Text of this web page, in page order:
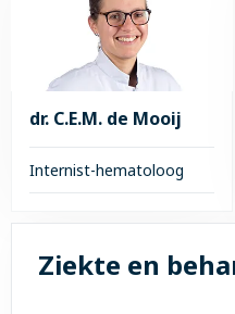
dr. C.E.M. de Mooij
Internist-hematoloog
Lees
overZiekte en